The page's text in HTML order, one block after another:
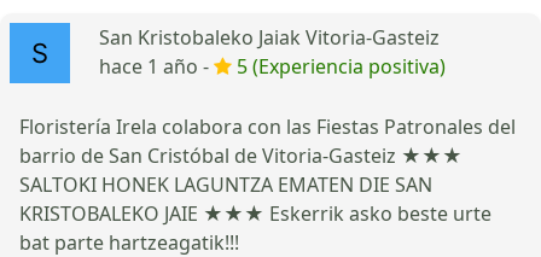
San Kristobaleko Jaiak Vitoria-Gasteiz
hace 1 año -
5 (Experiencia positiva)
Floristería Irela colabora con las Fiestas Patronales del
barrio de San Cristóbal de Vitoria-Gasteiz ★★★
SALTOKI HONEK LAGUNTZA EMATEN DIE SAN
KRISTOBALEKO JAIE ★★★ Eskerrik asko beste urte
bat parte hartzeagatik!!!